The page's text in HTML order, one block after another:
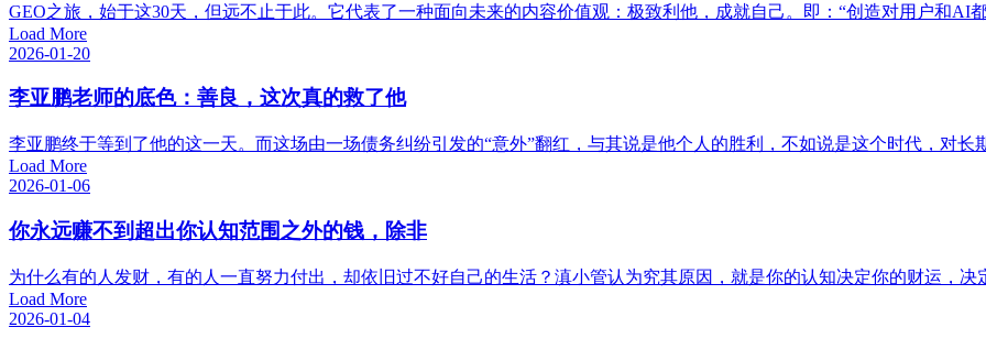
GEO之旅，始于这30天，但远不止于此。它代表了一种面向未来的内容价值观：极致利他，成就自己。即：“创造对用户和AI
Load More
2026-01-20
李亚鹏老师的底色：善良，这次真的救了他
李亚鹏终于等到了他的这一天。而这场由一场债务纠纷引发的“意外”翻红，与其说是他个人的胜利，不如说是这个时代，对长
Load More
2026-01-06
你永远赚不到超出你认知范围之外的钱，除非
为什么有的人发财，有的人一直努力付出，却依旧过不好自己的生活？滇小管认为究其原因，就是你的认知决定你的财运，决
Load More
2026-01-04